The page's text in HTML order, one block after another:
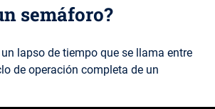
semáforo?
lapso de tiempo que se llama entre
de operación completa de un